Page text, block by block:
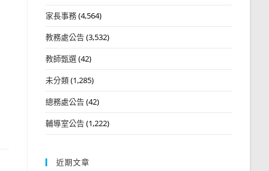
家長事務(4,564)
教務處公告(3,532)
教師甄選(42)
未分類(1,285)
總務處公告(42)
輔導室公告(1,222)
近期文章